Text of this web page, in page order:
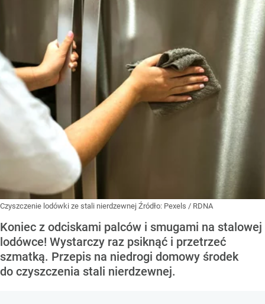
Czyszczenie lodówki ze stali nierdzewnej Źródło: Pexels / RDNA
Koniec z odciskami palców i smugami na stalowej
lodówce! Wystarczy raz psiknąć i przetrzeć
szmatką. Przepis na niedrogi domowy środek
do czyszczenia stali nierdzewnej.